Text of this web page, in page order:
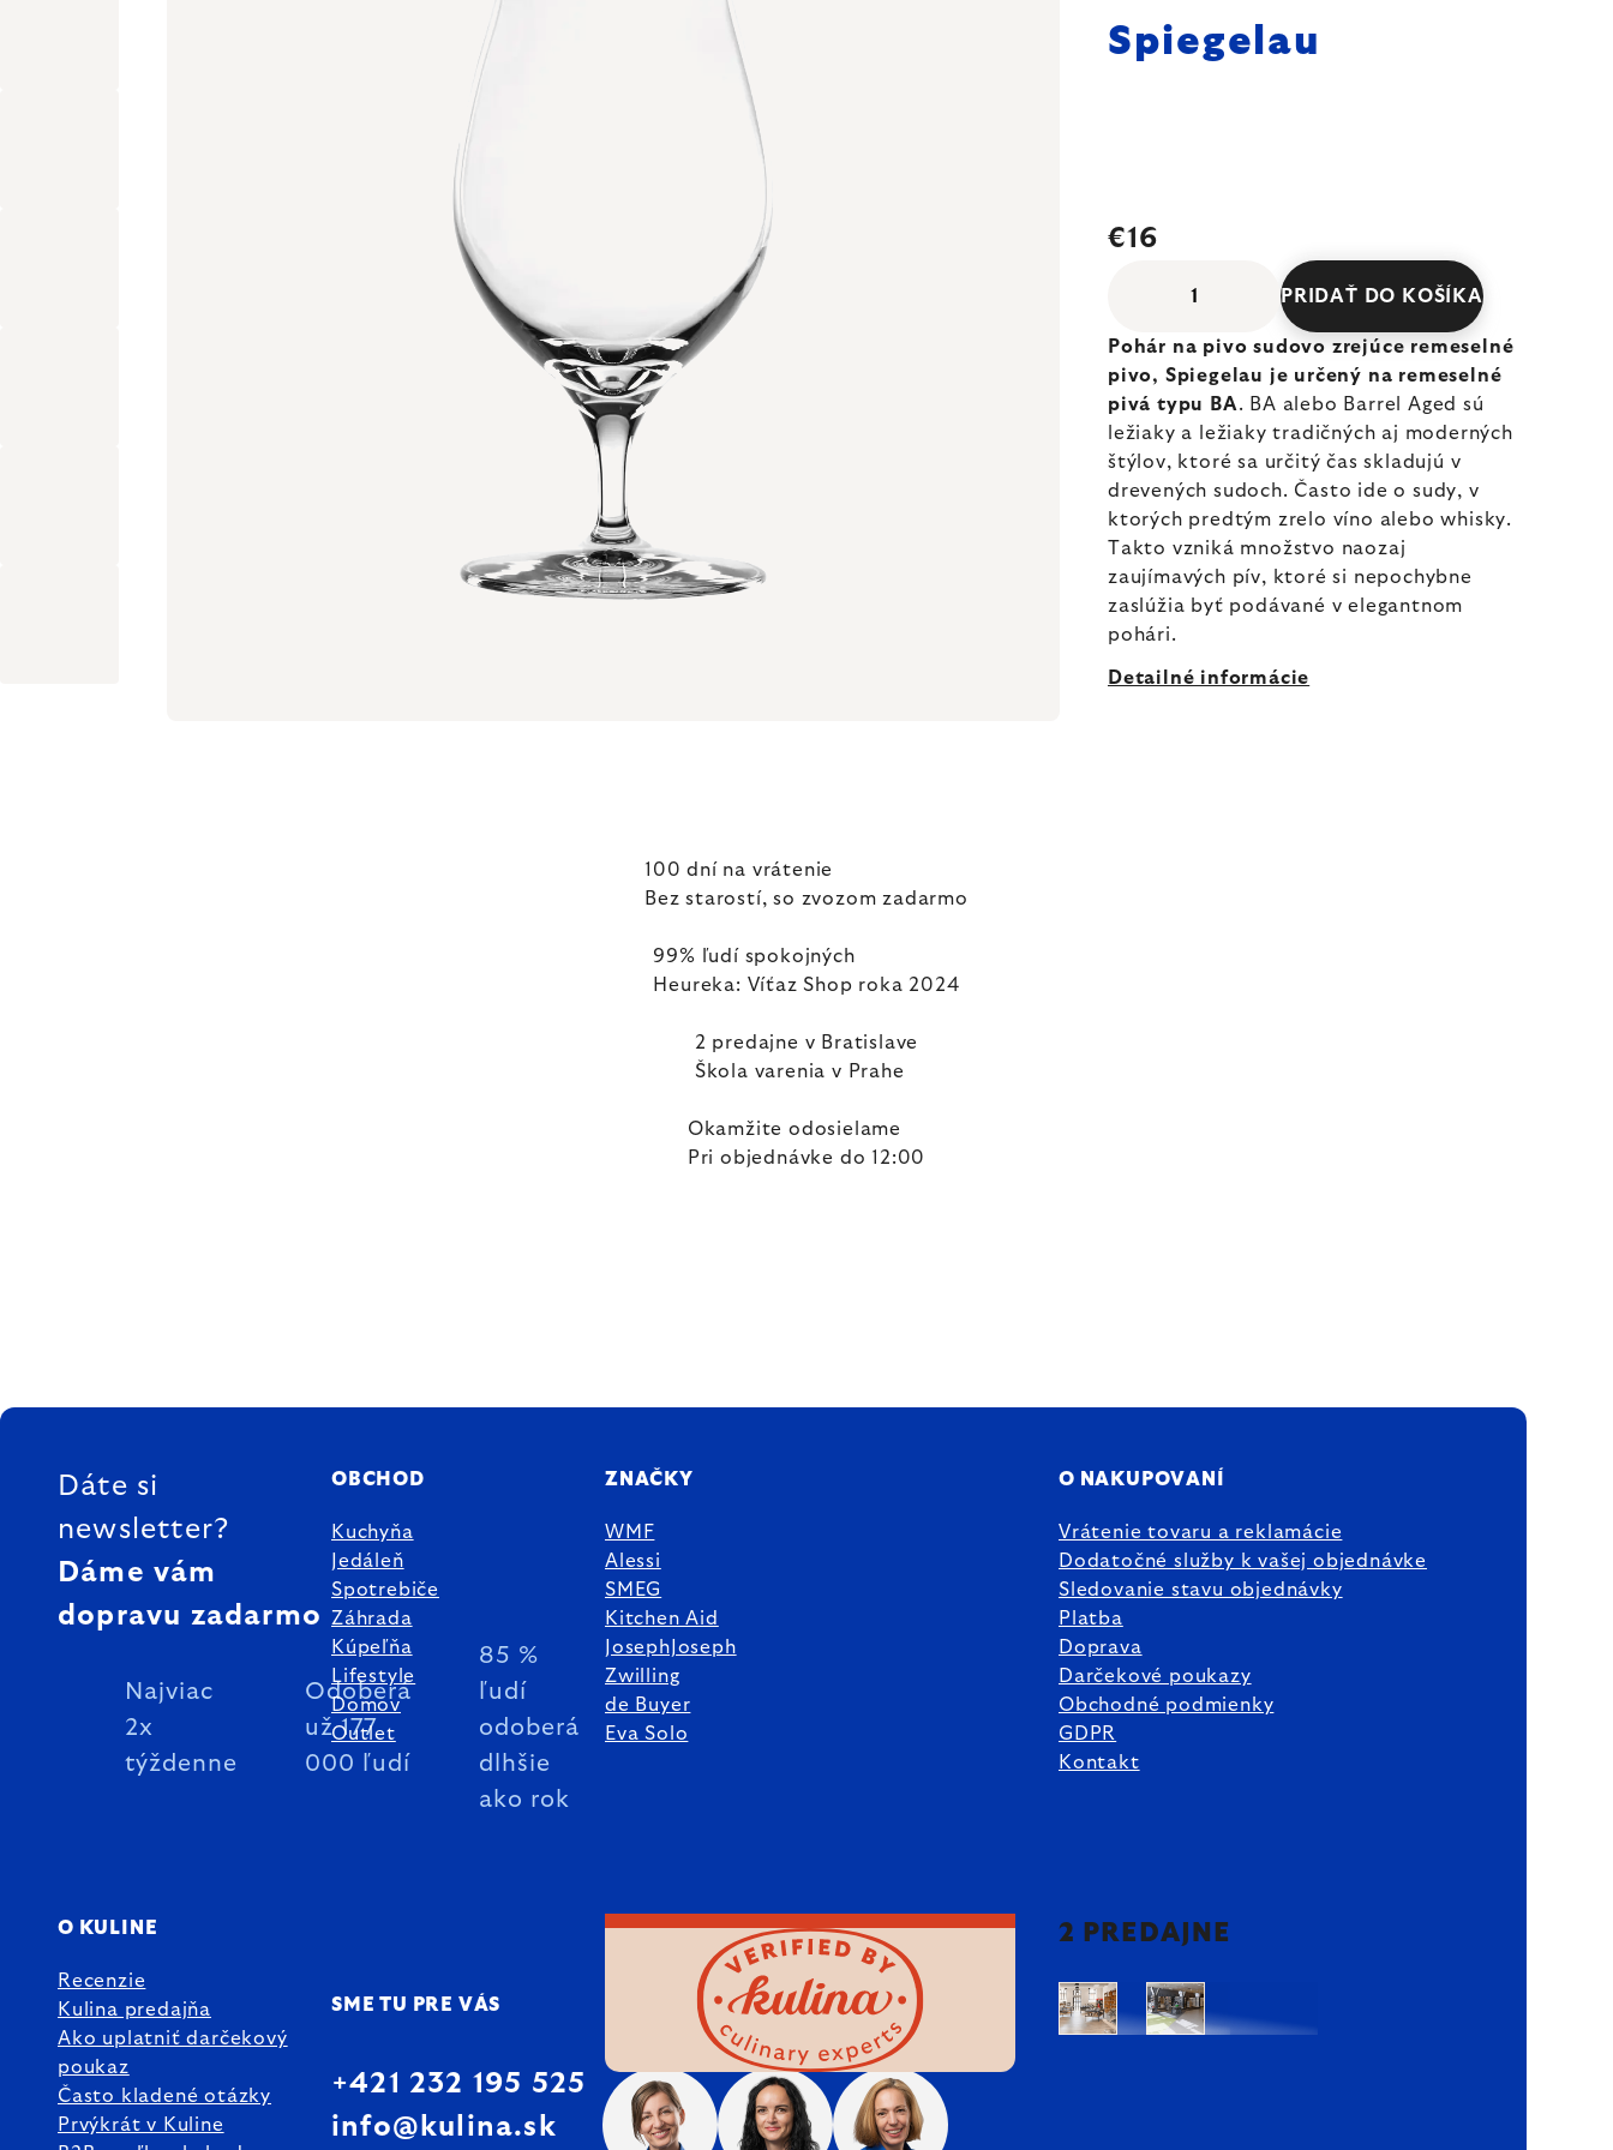
Spiegelau
€16
PRIDAŤ DO KOŠÍKA
Pohár na pivo sudovo zrejúce remeselné
pivo, Spiegelau je určený na remeselné
pivá typu BA. BA alebo Barrel Aged sú
ležiaky a ležiaky tradičných aj moderných
štýlov, ktoré sa určitý čas skladujú v
drevených sudoch. Často ide o sudy, v
ktorých predtým zrelo víno alebo whisky.
Takto vzniká množstvo naozaj
zaujímavých pív, ktoré si nepochybne
zaslúžia byť podávané v elegantnom
pohári.
Detailné informácie
100 dní na vrátenie
Bez starostí, so zvozom zadarmo
99% ľudí spokojných
Heureka: Víťaz Shop roka 2024
2 predajne v Bratislave
Škola varenia v Prahe
Okamžite odosielame
Pri objednávke do 12:00
ZÁPÄTIE
Dáte si
newsletter?
Dáme vám
dopravu zadarmo
Najviac
2x
týždenne
Odoberá
už 177
000 ľudí
85 %
ľudí
odoberá
dlhšie
ako rok
OBCHOD
Kuchyňa
Jedáleň
Spotrebiče
Záhrada
Kúpeľňa
Lifestyle
Domov
Outlet
ZNAČKY
WMF
Alessi
SMEG
Kitchen Aid
JosephJoseph
Zwilling
de Buyer
Eva Solo
O NAKUPOVANÍ
Vrátenie tovaru a reklamácie
Dodatočné služby k vašej objednávke
Sledovanie stavu objednávky
Platba
Doprava
Darčekové poukazy
Obchodné podmienky
GDPR
Kontakt
O KULINE
Recenzie
Kulina predajňa
Ako uplatniť darčekový
poukaz
Často kladené otázky
Prvýkrát v Kuline
SME TU PRE VÁS
+421 232 195 525
info@kulina.sk
2 PREDAJNE